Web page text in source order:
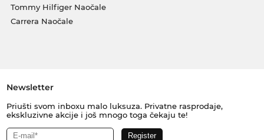
Tommy Hilfiger Naočale
Carrera Naočale
Newsletter
Priušti svom inboxu malo luksuza. Privatne rasprodaje,
ekskluzivne akcije i još mnogo toga čekaju te!